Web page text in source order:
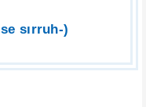
sırruh-)